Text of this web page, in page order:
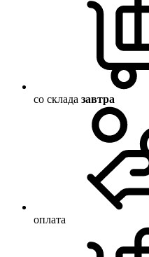
со склада завтра
оплата